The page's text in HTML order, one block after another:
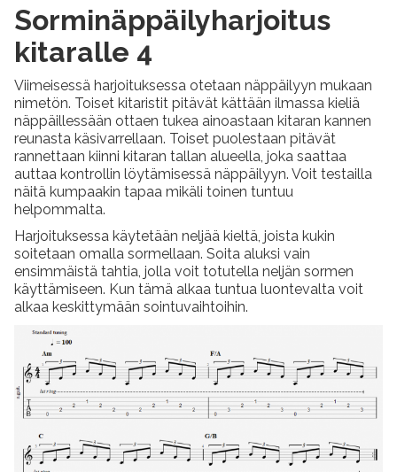
Sorminäppäilyharjoitus
kitaralle 4
Viimeisessä harjoituksessa otetaan näppäilyyn mukaan
nimetön. Toiset kitaristit pitävät kättään ilmassa kieliä
näppäillessään ottaen tukea ainoastaan kitaran kannen
reunasta käsivarrellaan. Toiset puolestaan pitävät
rannettaan kiinni kitaran tallan alueella, joka saattaa
auttaa kontrollin löytämisessä näppäilyyn. Voit testailla
näitä kumpaakin tapaa mikäli toinen tuntuu
helpommalta.
Harjoituksessa käytetään neljää kieltä, joista kukin
soitetaan omalla sormellaan. Soita aluksi vain
ensimmäistä tahtia, jolla voit totutella neljän sormen
käyttämiseen. Kun tämä alkaa tuntua luontevalta voit
alkaa keskittymään sointuvaihtoihin.